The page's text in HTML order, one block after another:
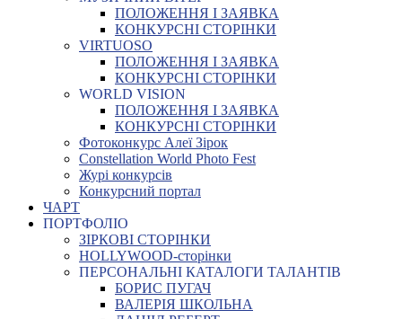
ПОЛОЖЕННЯ І ЗАЯВКА
КОНКУРСНІ СТОРІНКИ
VIRTUOSO
ПОЛОЖЕННЯ І ЗАЯВКА
КОНКУРСНІ СТОРІНКИ
WORLD VISION
ПОЛОЖЕННЯ І ЗАЯВКА
КОНКУРСНІ СТОРІНКИ
Фотоконкурс Алеї Зірок
Constellation World Photo Fest
Журі конкурсів
Конкурсний портал
ЧАРТ
ПОРТФОЛІО
ЗІРКОВІ СТОРІНКИ
HOLLYWOOD-сторінки
ПЕРСОНАЛЬНІ КАТАЛОГИ ТАЛАНТІВ
БОРИС ПУГАЧ
ВАЛЕРІЯ ШКОЛЬНА